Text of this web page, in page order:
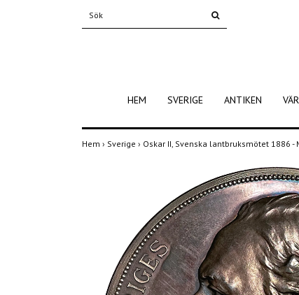
HEM SVERIGE ANTIKEN
Hem › Sverige › Oskar II, Svenska lantbruksmötet 1886